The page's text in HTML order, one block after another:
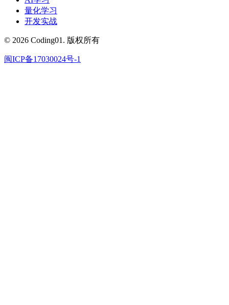
量化学习
开发实战
© 2026 Coding01. 版权所有
闽ICP备17030024号-1